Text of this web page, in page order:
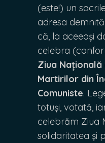
(este!) un
adresa
că, la aceeași
celebra
Ziua Națională
Martirilor din
Comuniste.
totuși, votată,
celebrăm Ziua
solidaritatea și